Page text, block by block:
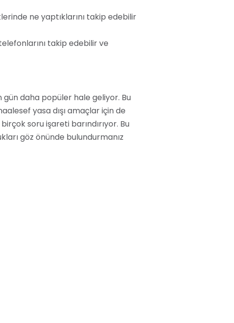
ne yaptıklarını takip edebilir
takip edebilir ve
gün daha popüler hale geliyor. Bu
yasa dışı amaçlar için de
soru işareti barındırıyor. Bu
göz önünde bulundurmanız